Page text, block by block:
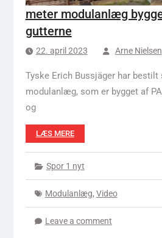
meter modulanlæg
gutterne
22. april 2023 Arne Nielsen
Tyske Erich Bussjäger har
modulanlæg, som er bygget af
og
LÆS MERE
Spor 1 nyt
Modulanlæg, Video
Leave a comment